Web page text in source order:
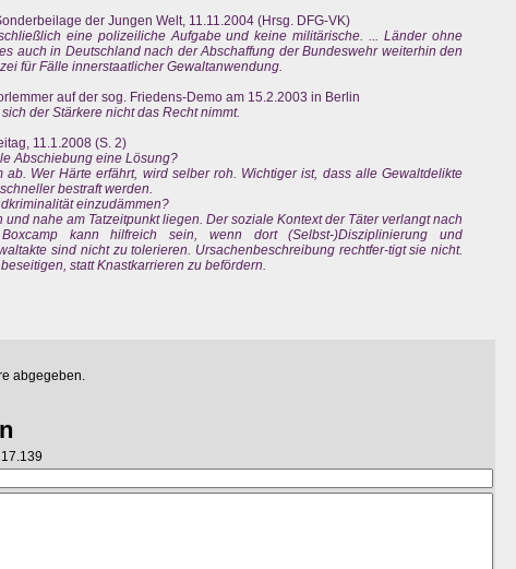
der Jungen Welt, 11.11.2004 (Hrsg. DFG-VK)
eine polizeiliche Aufgabe und keine militärische. ... Länder ohne
auch in Deutschland nach der Abschaffung der Bundeswehr weiterhin den
für Fälle innerstaatlicher Gewaltanwendung.
auf der sog. Friedens-Demo am 15.2.2003 in Berlin
der Stärkere nicht das Recht nimmt.
11.1.2008 (S. 2)
Abschiebung eine Lösung?
ab. Wer Härte erfährt, wird selber roh. Wichtiger ist, dass alle Gewaltdelikte
bestraft werden.
einzudämmen?
nahe am Tatzeitpunkt liegen. Der soziale Kontext der Täter verlangt nach
kann hilfreich sein, wenn dort (Selbst-)Disziplinierung und
sind nicht zu tolerieren. Ursachenbeschreibung rechtfer-tigt sie nicht.
statt Knastkarrieren zu befördern.
abgegeben.